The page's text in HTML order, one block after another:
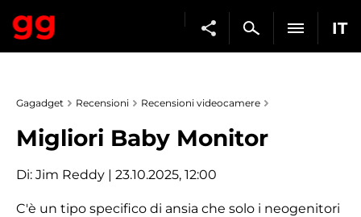
IT
Gagadget Recensioni Recensioni videocamere
Migliori Baby Monitor
Di: Jim Reddy | 23.10.2025, 12:00
C'è un tipo specifico di ansia che solo i neogenitori